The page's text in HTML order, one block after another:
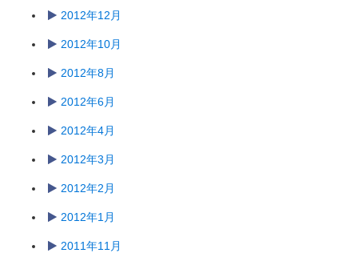
2012年12月
2012年10月
2012年8月
2012年6月
2012年4月
2012年3月
2012年2月
2012年1月
2011年11月